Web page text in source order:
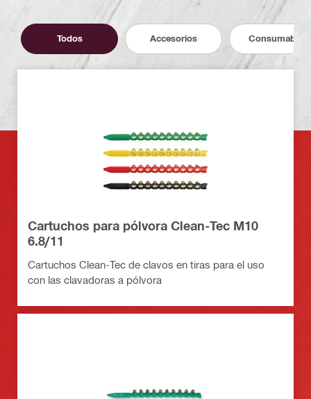
Todos Accesorios Consumables
Cartuchos para pólvora Clean-Tec M10
6.8/11
Cartuchos Clean-Tec de clavos en tiras para el uso
con las clavadoras a pólvora